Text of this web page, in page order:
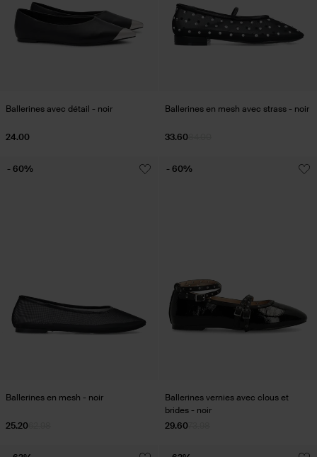
Ballerines avec détail - noir
24.00
Ballerines en mesh avec strass - noir
33.60
Ballerines en mesh - noir
25.20
- 60%
Ballerines vernies avec clous et
brides - noir
29.60
- 60%